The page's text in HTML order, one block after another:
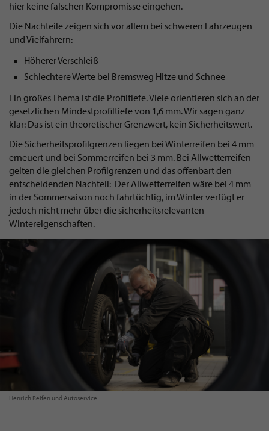
hier keine falschen Kompromisse eingehen.
Die Nachteile zeigen sich vor allem bei schweren Fahrzeugen
und Vielfahrern:
Höherer Verschleiß
Schlechtere Werte bei Bremsweg Hitze und Schnee
Ein großes Thema ist die Profiltiefe. Viele orientieren sich an der
gesetzlichen Mindestprofiltiefe von 1,6 mm. Wir sagen ganz
klar: Das ist ein theoretischer Grenzwert, kein Sicherheitswert.
Die Sicherheitsprofilgrenzen liegen bei Winterreifen bei 4 mm
erneuert und bei Sommerreifen bei 3 mm. Bei Allwetterreifen
gelten die gleichen Profilgrenzen und das offenbart den
entscheidenden Nachteil: Der Allwetterreifen wäre bei 4 mm
in der Sommersaison noch fahrtüchtig, im Winter verfügt er
jedoch nicht mehr über die sicherheitsrelevanten
Wintereigenschaften.
Henrich Reifen und Autoservice